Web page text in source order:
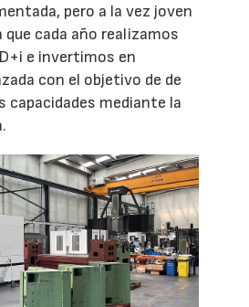
pero a la vez joven
que cada año realizamos
e invertimos en
con el objetivo de de
capacidades mediante la